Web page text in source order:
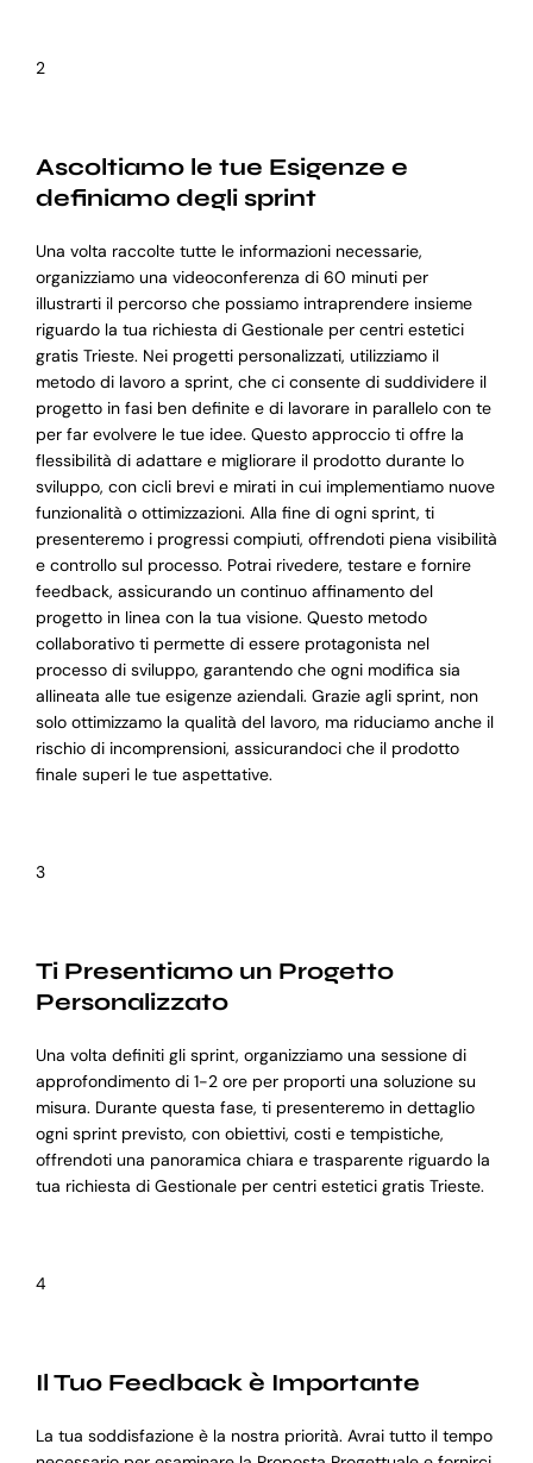
2
Ascoltiamo le tue Esigenze e
definiamo degli sprint
Una volta raccolte tutte le informazioni necessarie,
organizziamo una videoconferenza di 60 minuti per
illustrarti il percorso che possiamo intraprendere insieme
riguardo la tua richiesta di Gestionale per centri estetici
gratis Trieste. Nei progetti personalizzati, utilizziamo il
metodo di lavoro a sprint, che ci consente di suddividere il
progetto in fasi ben definite e di lavorare in parallelo con te
per far evolvere le tue idee. Questo approccio ti offre la
flessibilità di adattare e migliorare il prodotto durante lo
sviluppo, con cicli brevi e mirati in cui implementiamo nuove
funzionalità o ottimizzazioni. Alla fine di ogni sprint, ti
presenteremo i progressi compiuti, offrendoti piena visibilità
e controllo sul processo. Potrai rivedere, testare e fornire
feedback, assicurando un continuo affinamento del
progetto in linea con la tua visione. Questo metodo
collaborativo ti permette di essere protagonista nel
processo di sviluppo, garantendo che ogni modifica sia
allineata alle tue esigenze aziendali. Grazie agli sprint, non
solo ottimizzamo la qualità del lavoro, ma riduciamo anche il
rischio di incomprensioni, assicurandoci che il prodotto
finale superi le tue aspettative.
3
Ti Presentiamo un Progetto
Personalizzato
Una volta definiti gli sprint, organizziamo una sessione di
approfondimento di 1-2 ore per proporti una soluzione su
misura. Durante questa fase, ti presenteremo in dettaglio
ogni sprint previsto, con obiettivi, costi e tempistiche,
offrendoti una panoramica chiara e trasparente riguardo la
tua richiesta di Gestionale per centri estetici gratis Trieste.
4
Il Tuo Feedback è Importante
La tua soddisfazione è la nostra priorità. Avrai tutto il tempo